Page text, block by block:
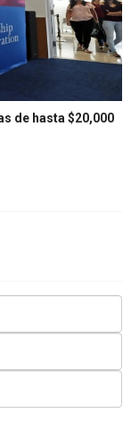
de hasta $20,000